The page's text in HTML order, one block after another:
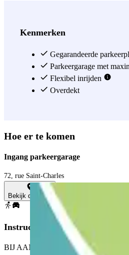
Kenmerken
Gegarandeerde
Parkeergarage met
Flexibel inrijden
Overdekt
Hoe er te komen
Ingang parkeergarage
72, rue Saint-Charles
Bekijk de kaart
Instructies
BIJ AANKOMST: Neem de